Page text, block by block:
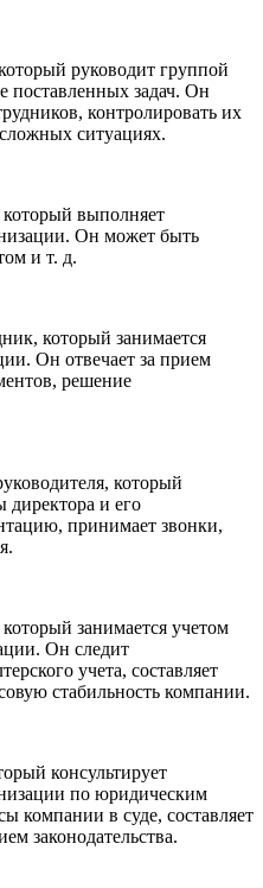
руководит группой
поставленных задач. Он
контролировать их
ситуациях.
выполняет
Он может быть
и т. д.
который занимается
Он отвечает за прием
решение
который
директора и его
принимает звонки,
занимается учетом
Он следит
учета, составляет
стабильность компании.
консультирует
по юридическим
компании в суде, составляет
законодательства.